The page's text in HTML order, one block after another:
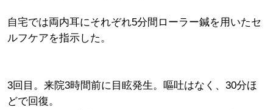
自宅では両内耳にそれぞれ5分間ローラー鍼を用いたセ
ルフケアを指示した。
3回目。来院3時間前に目眩発生。嘔吐はなく、30分ほ
どで回復。